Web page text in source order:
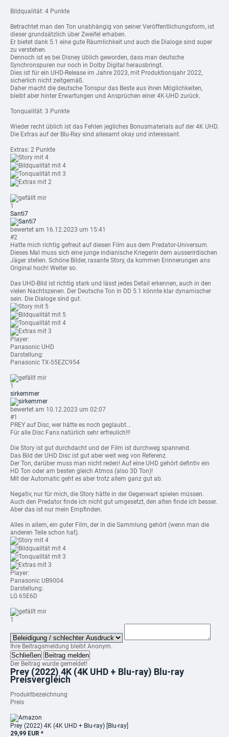
Bildqualität: 4 Punkte
Betrachtet man den Ton unabhängig von seiner Veröffentlichungsform, ist
dieser grundsätzlich über Zweifel erhaben.
Er bietet dank 5.1 eine gute Räumlichkeit und auch die Dialoge sind super
zu verstehen.
Dennoch ist es bei Disney üblich geworden, dass man deutsche
Synchronspuren nur noch in Dolby Digital herausbringt.
Dies ist für ein UHD-Release im Jahre 2023, mit Produktionsjahr 2022,
sicherlich nicht zeitgemäß.
Daher macht die deutsche Tonspur das Beste aus ihren Möglichkeiten,
bleibt aber hinter Erwartungen und Ansprüchen einer 4K-UHD zurück.
Tonqualität: 3 Punkte
Wieder recht üblich ist das Fehlen jegliches Bonusmaterials auf der 4K UHD.
Die Extras auf der Blu-Ray sind allesamt okay und interessant.
Extras: 2 Punkte
mit 4
mit 4
mit 3
mit 2
1
Santi7
bewertet am 16.12.2023 um 15:41
#2
Hatte mich richtig gefreut auf diesen Film aus dem Predator-Universum.
Dieses Mal muss sich eine junge indianische Kriegerin dem ausserirdischen
Jäger stellen. Schöne Bilder, rasante Story, da kommen Erinnerungen ans
Original hoch! Weiter so.
Das UHD-Bild ist richtig stark und lässt jedes Detail erkennen, auch in den
vielen Nachtszenen. Der Deutsche Ton in DD 5.1 könnte klar dynamischer
sein. Die Dialoge sind gut.
mit 5
mit 5
mit 4
mit 3
Player:
Panasonic UHD
Darstellung:
Panasonic TX-55EZC954
1
sirkemmer
bewertet am 10.12.2023 um 02:07
#1
PREY auf Disc, wer hätte es noch geglaubt...
Für alle Disc Fans natürlich sehr erfreulich!!!
Die Story ist gut durchdacht und der Film ist durchweg spannend.
Das Bild der UHD Disc ist gut aber weit weg von Referenz.
Der Ton, darüber muss man nicht reden! Auf eine UHD gehört defintiv ein
HD Ton oder am besten gleich Atmos (also 3D Ton)!
Mit der Automatic geht es aber trotz allem ganz gut ab.
Negativ, nur für mich, die Story hätte in der Gegenwart spielen müssen.
Auch den Predator finde ich nicht gut umgesetzt, den alten finde ich besser.
Aber das ist nur mein Empfinden.
Alles in allem, ein guter Film, der in die Sammlung gehört (wenn man die
anderen Teile schon hat).
mit 4
mit 4
mit 3
mit 3
Player:
Panasonic UB9004
Darstellung:
LG 65E6D
1
Ihre Beitragsmeldung bleibt Anonym.
Schließen Beitrag melden
Der Beitrag wurde gemeldet!
Prey (2022) 4K (4K UHD + Blu-ray) Blu-ray
Preisvergleich
Produktbezeichnung
Preis
Prey (2022) 4K (4K UHD + Blu-ray) [Blu-ray]
29,99 EUR *